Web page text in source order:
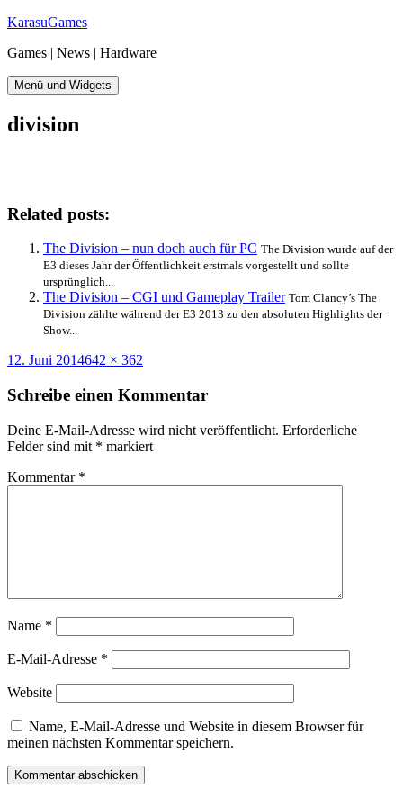
Zum
springen
KarasuGames
Games | News | Hardware
Menü und Widgets
division
Related posts:
The Division – nun doch auch für PC The Division wurde auf der
E3 dieses Jahr der Öffentlichkeit erstmals vorgestellt und sollte
ursprünglich...
The Division – CGI und Gameplay Trailer Tom Clancy’s The
Division zählte während der E3 2013 zu den absoluten Highlights der
Show...
Veröffentlicht
12. Juni 2014Originalgröße
642 × 362
Schreibe einen Kommentar
Deine E-Mail-Adresse wird nicht veröffentlicht. Erforderliche
Felder sind mit * markiert
Kommentar *
Name *
E-Mail-Adresse *
Website
Name, E-Mail-Adresse und Website in diesem Browser für
meinen nächsten Kommentar speichern.